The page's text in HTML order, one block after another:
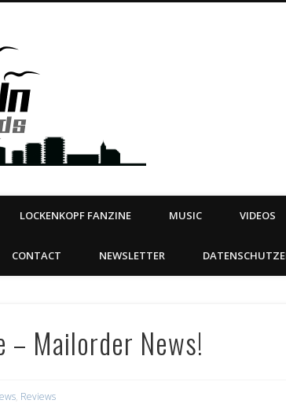
Steeltown
| BOOKING
LOCKENKOPF FANZINE MUSIC VIDEOS
CONTACT NEWSLETTER
– Mailorder News!
, Reviews